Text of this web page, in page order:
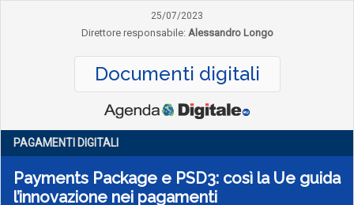
25/07/2023
Direttore responsabile: Alessandro Longo
Documenti digitali
PAGAMENTI DIGITALI
Payments Package e PSD3: così la Ue guida
l’innovazione nei pagamenti